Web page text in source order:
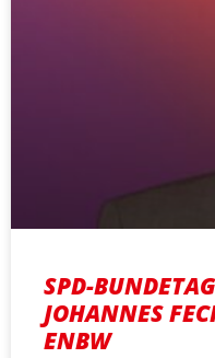
SPD-
JOHANNES
ENBW